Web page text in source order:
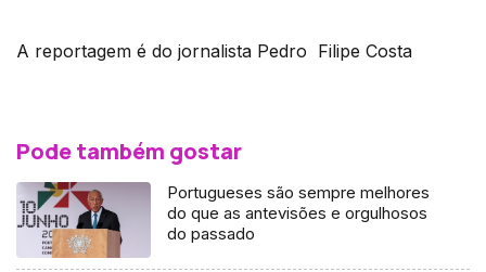
A reportagem é do jornalista Pedro Filipe Costa
Pode também gostar
Portugueses são sempre melhores
do que as antevisões e orgulhosos
do passado